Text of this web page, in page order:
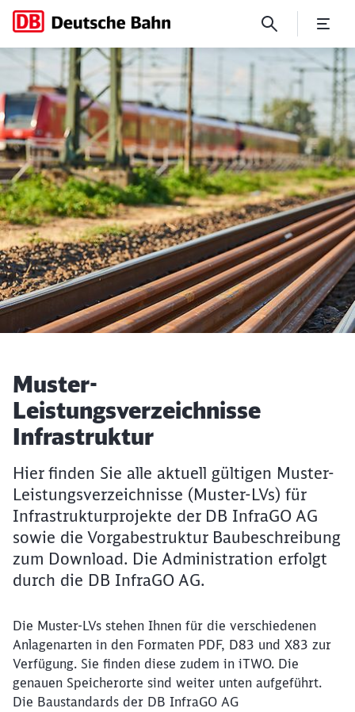
Muster-
Artikel:
Muster-
Leistungsverzeichnisse
Infrastruktur
Hier finden Sie alle aktuell gültigen Muster-
Leistungsverzeichnisse (Muster-LVs) für
Infrastrukturprojekte der DB InfraGO AG
sowie die Vorgabestruktur Baubeschreibung
zum Download. Die Administration erfolgt
durch die DB InfraGO AG.
Die Muster-LVs stehen Ihnen für die verschiedenen
Anlagenarten in den Formaten PDF, D83 und X83 zur
Verfügung. Sie finden diese zudem in iTWO. Die
genauen Speicherorte sind weiter unten aufgeführt.
Die Baustandards der DB InfraGO AG